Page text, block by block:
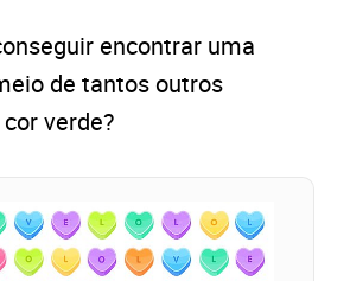
encontrar uma
de tantos outros
verde?